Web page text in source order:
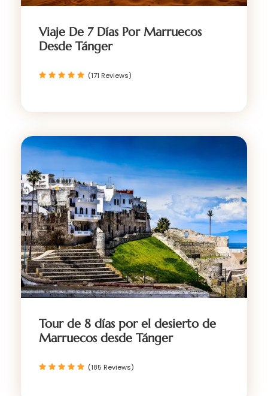
Viaje De 7 Días Por Marruecos
Desde Tánger
(171 Reviews)
Tour de 8 días por el desierto de
Marruecos desde Tánger
(185 Reviews)